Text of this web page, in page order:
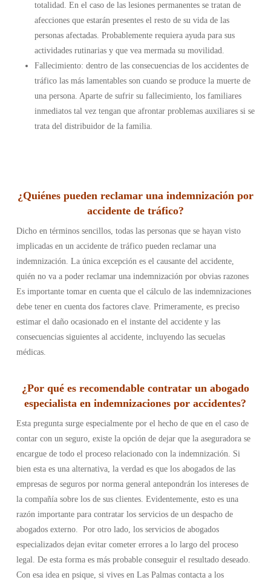
totalidad. En el caso de las lesiones permanentes se tratan de
afecciones que estarán presentes el resto de su vida de las
personas afectadas. Probablemente requiera ayuda para sus
actividades rutinarias y que vea mermada su movilidad.
Fallecimiento: dentro de las consecuencias de los accidentes de
tráfico las más lamentables son cuando se produce la muerte de
una persona. Aparte de sufrir su fallecimiento, los familiares
inmediatos tal vez tengan que afrontar problemas auxiliares si se
trata del distribuidor de la familia.
¿Quiénes pueden reclamar una indemnización por
accidente de tráfico?
Dicho en términos sencillos, todas las personas que se hayan visto
implicadas en un accidente de tráfico pueden reclamar una
indemnización. La única excepción es el causante del accidente,
quién no va a poder reclamar una indemnización por obvias razones
Es importante tomar en cuenta que el cálculo de las indemnizaciones
debe tener en cuenta dos factores clave. Primeramente, es preciso
estimar el daño ocasionado en el instante del accidente y las
consecuencias siguientes al accidente, incluyendo las secuelas
médicas.
¿Por qué es recomendable contratar un abogado
especialista en indemnizaciones por accidentes?
Esta pregunta surge especialmente por el hecho de que en el caso de
contar con un seguro, existe la opción de dejar que la aseguradora se
encargue de todo el proceso relacionado con la indemnización. Si
bien esta es una alternativa, la verdad es que los abogados de las
empresas de seguros por norma general antepondrán los intereses de
la compañía sobre los de sus clientes. Evidentemente, esto es una
razón importante para contratar los servicios de un despacho de
abogados externo. Por otro lado, los servicios de abogados
especializados dejan evitar cometer errores a lo largo del proceso
legal. De esta forma es más probable conseguir el resultado deseado.
Con esa idea en psique, si vives en Las Palmas contacta a los